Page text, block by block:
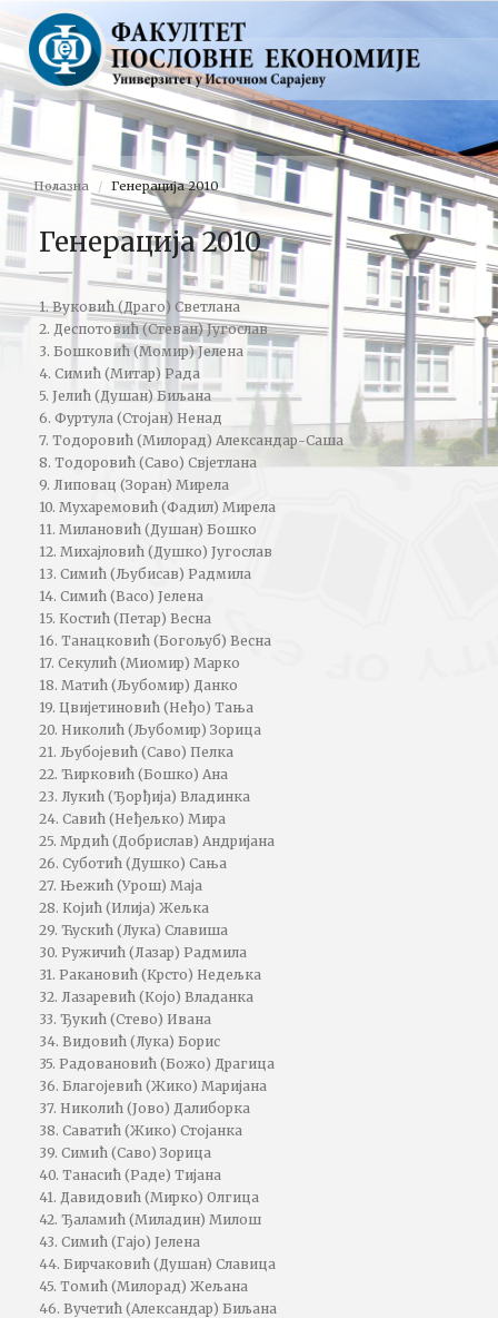
Полазна Генерација 2010
Генерација 2010
1. Вуковић (Драго) Светлана
2. Деспотовић (Стеван) Југослав
3. Бошковић (Момир) Јелена
4. Симић (Митар) Рада
5. Јелић (Душан) Биљана
6. Фуртула (Стојан) Ненад
7. Тодоровић (Милорад) Александар-Саша
8. Тодоровић (Саво) Свјетлана
9. Липовац (Зоран) Мирела
10. Мухаремовић (Фадил) Мирела
11. Милановић (Душан) Бошко
12. Михајловић (Душко) Југослав
13. Симић (Љубисав) Радмила
14. Симић (Васо) Јелена
15. Костић (Петар) Весна
16. Танацковић (Богољуб) Весна
17. Секулић (Миомир) Марко
18. Матић (Љубомир) Данко
19. Цвијетиновић (Неђо) Тања
20. Николић (Љубомир) Зорица
21. Љубојевић (Саво) Пелка
22. Ћирковић (Бошко) Ана
23. Лукић (Ђорђија) Владинка
24. Савић (Неђељко) Мира
25. Мрдић (Добрислав) Андријана
26. Суботић (Душко) Сања
27. Њежић (Урош) Маја
28. Којић (Илија) Жељка
29. Ћускић (Лука) Славиша
30. Ружичић (Лазар) Радмила
31. Ракановић (Крсто) Недељка
32. Лазаревић (Којо) Владанка
33. Ђукић (Стево) Ивана
34. Видовић (Лука) Борис
35. Радовановић (Божо) Драгица
36. Благојевић (Жико) Маријана
37. Николић (Јово) Далиборка
38. Саватић (Жико) Стојанка
39. Симић (Саво) Зорица
40. Танасић (Раде) Тијана
41. Давидовић (Мирко) Олгица
42. Ђаламић (Миладин) Милош
43. Симић (Гајо) Јелена
44. Бирчаковић (Душан) Славица
45. Томић (Милорад) Жељана
46. Вучетић (Александар) Биљана